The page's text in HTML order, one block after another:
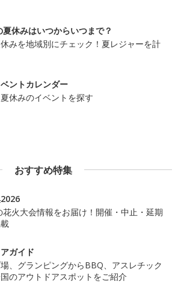
夏休みはいつからいつまで？
みを地域別にチェック！夏レジャーを計
ントカレンダー
休みのイベントを探す
おすすめ特集
花火大会情報をお届け！開催・中止・延期
ガイド
、グランピングからBBQ、アスレチック
のアウトドアスポットをご紹介